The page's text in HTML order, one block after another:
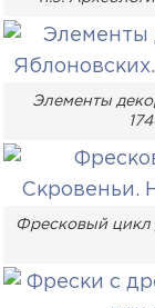
Элементы
Фресковый цикл